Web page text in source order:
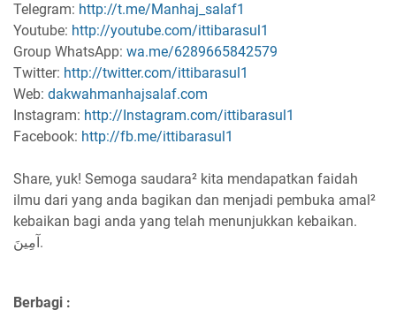
Telegram: http://t.me/Manhaj_salaf1
Youtube: http://youtube.com/ittibarasul1
Group WhatsApp: wa.me/6289665842579
Twitter: http://twitter.com/ittibarasul1
Web: dakwahmanhajsalaf.com
Instagram: http://Instagram.com/ittibarasul1
Facebook: http://fb.me/ittibarasul1
Share, yuk! Semoga saudara² kita mendapatkan faidah
ilmu dari yang anda bagikan dan menjadi pembuka amal²
kebaikan bagi anda yang telah menunjukkan kebaikan.
آمِينَ.
Berbagi :